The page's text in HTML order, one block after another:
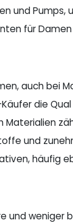
und Pumps,
für Damen
auch bei
die Qual
Materialien
und
häufig
und weniger